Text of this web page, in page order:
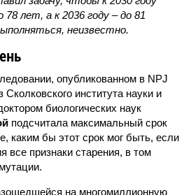
лет, а к 2036 году – до 81
неизвестно.
опубликованном в NPJ
Сколковского института науки и
биологических наук
подсчитала максимальный срок
каким бы этот срок мог быть, если
все признаки старения, в том
на многомиллионную